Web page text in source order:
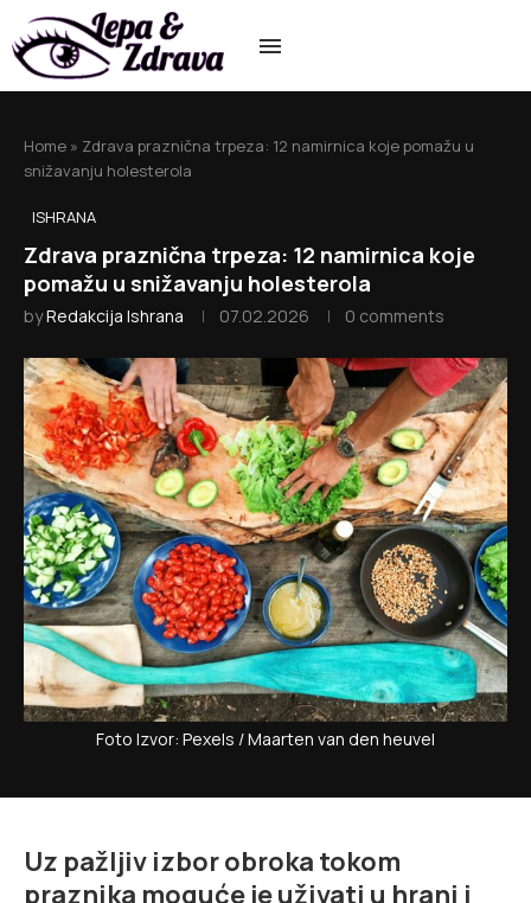
Home » Zdrava praznična trpeza: 12 namirnica koje pomažu u
snižavanju holesterola
ISHRANA
Zdrava praznična trpeza: 12 namirnica koje
pomažu u snižavanju holesterola
byRedakcija Ishrana 07.02.2026 0 comments
Foto Izvor: Pexels / Maarten van den heuvel
Uz pažljiv izbor obroka tokom
praznika moguće je uživati u hrani i